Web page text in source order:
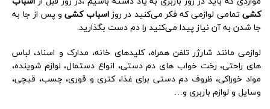
کشیتمامی لوازمی که فکر می‌کنید در روزاسباب کشیو پس از جا به
جا شدن به آن نیاز پیدا می‌کنید را دم دست بگذارید.
لوازمی مانند شارژر تلفن همراه، کلیدهای خانه، مدارک و اسناد، لباس
های راحتی، رخت خواب های دم دستی، انواع دستمال، لوازم شوینده،
مواد خوراکی، ظروف دم دستی برای غذا، کتری و قوری، چسب، قیچی،
وسایل و لوازم باربری و…